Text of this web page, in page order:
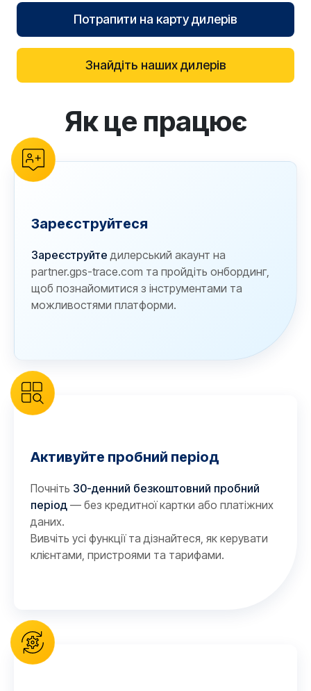
Потрапити на карту дилерів
Знайдіть наших дилерів
reCAPTCHA verificationЯк це працює
Зареєструйтеся
Зареєструйте дилерський акаунт на
partner.gps-trace.com та пройдіть онбординг,
щоб познайомитися з інструментами та
можливостями платформи.
Активуйте пробний період
Почніть 30-денний безкоштовний пробний
період — без кредитної картки або платіжних
даних.
Вивчіть усі функції та дізнайтеся, як керувати
клієнтами, пристроями та тарифами.